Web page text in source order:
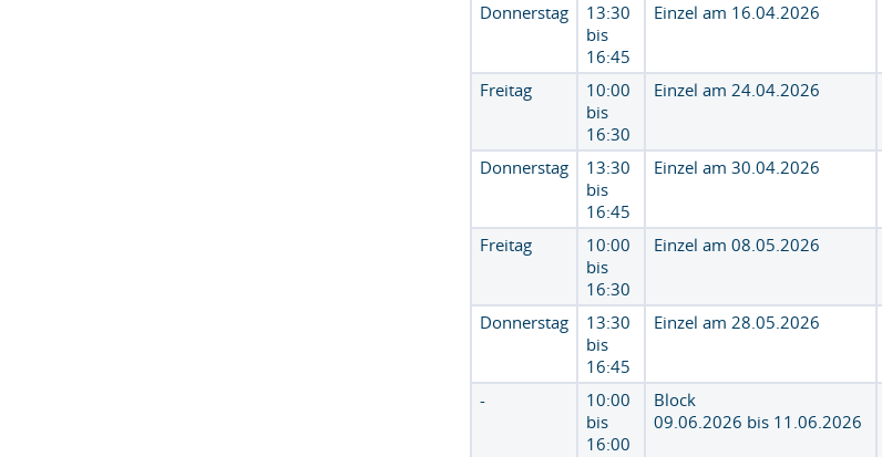
Donnerstag
13:30
bis
16:45
Einzel am 16.04.2026
Freitag
10:00
bis
16:30
Einzel am 24.04.2026
Donnerstag
13:30
bis
16:45
Einzel am 30.04.2026
Freitag
10:00
bis
16:30
Einzel am 08.05.2026
Donnerstag
13:30
bis
16:45
Einzel am 28.05.2026
-
10:00
bis
16:00
Block
09.06.2026 bis 11.06.2026